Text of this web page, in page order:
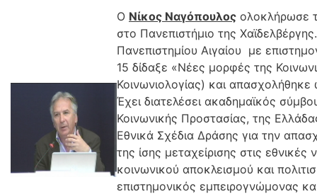
O Νίκος Ναγόπουλος ολοκλήρωσε
στο Πανεπιστήμιο της
Πανεπιστημίου Αιγαίου με
15 δίδαξε «Νέες μορφές της
Κοινωνιολογίας) και
Έχει διατελέσει ακαδημαϊκός
Κοινωνικής Προστασίας, της
Εθνικά Σχέδια Δράσης για την
της ίσης μεταχείρισης στις
κοινωνικού αποκλεισμού και
επιστημονικός εμπειρογνώμονας